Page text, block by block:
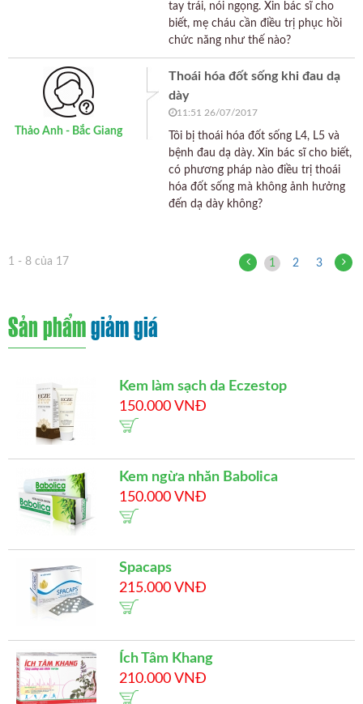
tay trái, nói ngọng. Xin bác sĩ cho
biết, mẹ cháu cần điều trị phục hồi
chức năng như thế nào?
Thảo Anh - Bắc Giang
Thoái hóa đốt sống khi đau dạ
dày
11:51 26/07/2017
Tôi bị thoái hóa đốt sống L4, L5 và
bệnh đau dạ dày. Xin bác sĩ cho biết,
có phương pháp nào điều trị thoái
hóa đốt sống mà không ảnh hưởng
đến dạ dày không?
1 - 8 của 17 1 2 3
Sản phẩmgiảm giá
Kem làm sạch da Eczestop
150.000 VNĐ
Kem ngừa nhăn Babolica
150.000 VNĐ
Spacaps
215.000 VNĐ
Ích Tâm Khang
210.000 VNĐ